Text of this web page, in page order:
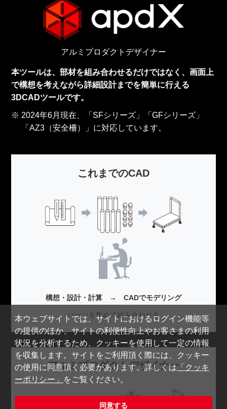
アルミプロダクトデザイナー
本ツールは、部材を組み合わせるだけではなく、画面上
で構想を考えながら詳細設計までを簡単に行える
3DCADツールです。
2024年6月現在、「SFシリーズ」「GFシリーズ」
「AZ3（安全柵）」に対応しています。
これまでのCAD
構想・設計・計算 → CADでモデリング
パーツを集めて組み合わせる
アルミプロダクトデザイナー
本ウェブサイトでは、サイトにおけるログイン機能等
の提供のほか、サイトの利便性向上やお客さまの利用
状況を分析するため、クッキーを使用して一定の情報
を収集します。サイトをご利用頂く際には、クッキー
の使用に同意頂く必要があります。詳しくは「クッキ
ーポリシー」
をご覧ください。
同意する